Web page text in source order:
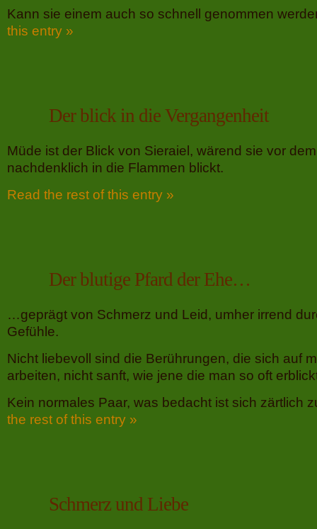
Kann sie einem auch so schnell genommen
this entry »
Der blick in die Vergangenheit
Müde ist der Blick von Sieraiel, wärend sie vor
nachdenklich in die Flammen blickt.
Read the rest of this entry »
Der blutige Pfard der Ehe…
…geprägt von Schmerz und Leid, umher irrend
Gefühle.
Nicht liebevoll sind die Berührungen, die sich auf
arbeiten, nicht sanft, wie jene die man so oft
Kein normales Paar, was bedacht ist sich zärtlich
the rest of this entry »
Schmerz und Liebe